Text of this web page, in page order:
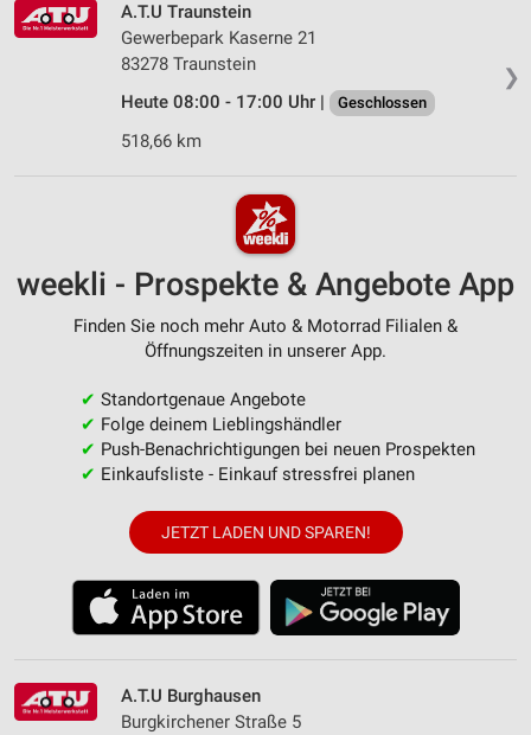
❯
A.T.U Traunstein
Gewerbepark Kaserne 21
83278 Traunstein
Heute 08:00 - 17:00 Uhr |
Geschlossen
518,66 km
weekli - Prospekte & Angebote App
Finden Sie noch mehr Auto & Motorrad Filialen &
Öffnungszeiten in unserer App.
✔ Standortgenaue Angebote
✔ Folge deinem Lieblingshändler
✔ Push-Benachrichtigungen bei neuen Prospekten
✔ Einkaufsliste - Einkauf stressfrei planen
JETZT LADEN UND SPAREN!
A.T.U Burghausen
Burgkirchener Straße 5